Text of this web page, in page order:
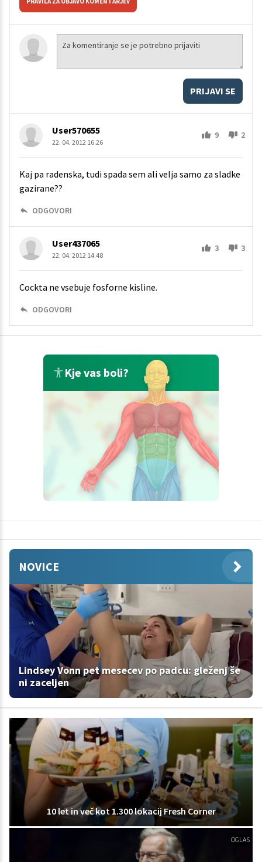
PRIJAVI SE
User570655
22. 04. 2012 16.26
9 2
Kaj pa radenska, tudi spada sem ali velja samo za sladke
gazirane??
ODGOVORI
User437065
22. 04. 2012 14.48
3 3
Cockta ne vsebuje fosforne kisline.
ODGOVORI
Kje vas boli?
NOVICE
Lindsey Vonn pet mesecev po padcu: gleženj še
ni zaceljen
10 let in več kot 1.300 lokacij Fresh Corner
OGLAS